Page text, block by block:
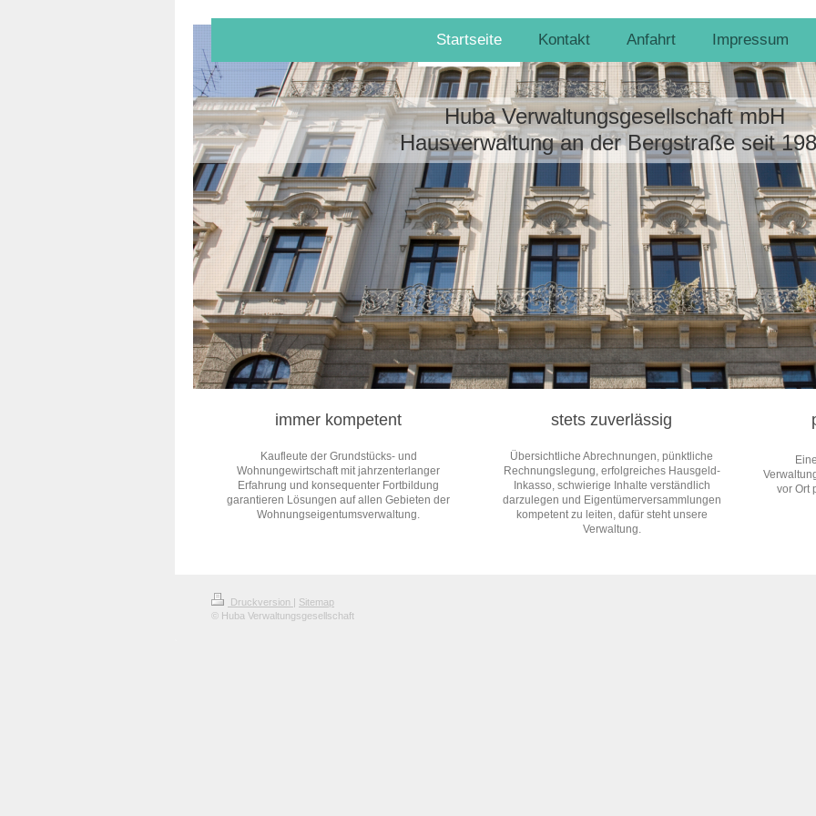
Startseite Kontakt Anfahrt Impressum
Huba Verwaltungsgesellschaft mbH
Hausverwaltung an der Bergstraße seit
immer kompetent
Kaufleute der Grundstücks- und
Wohnungewirtschaft mit jahrzenterlanger
Erfahrung und konsequenter Fortbildung
garantieren Lösungen auf allen Gebieten der
Wohnungseigentumsverwaltung.
stets zuverlässig
Übersichtliche Abrechnungen, pünktliche
Rechnungslegung, erfolgreiches Hausgeld-
Inkasso, schwierige Inhalte verständlich
darzulegen und Eigentümerversammlungen
kompetent zu leiten, dafür steht unsere
Verwaltung.
vor Ort
Druckversion
Sitemap
© Huba Verwaltungsgesellschaft